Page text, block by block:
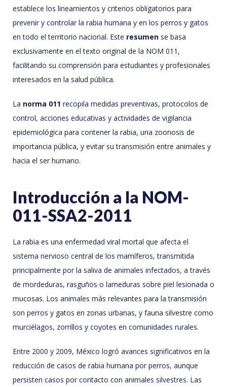
establece los lineamientos y criterios obligatorios para
prevenir y controlar la rabia humana y en los perros y gatos
en todo el territorio nacional. Este resumen se basa
exclusivamente en el texto original de la NOM 011,
facilitando su comprensión para estudiantes y profesionales
interesados en la salud pública.
La norma 011 recopila medidas preventivas, protocolos de
control, acciones educativas y actividades de vigilancia
epidemiológica para contener la rabia, una zoonosis de
importancia pública, y evitar su transmisión entre animales y
hacia el ser humano.
Introducción a la NOM-
011-SSA2-2011
La rabia es una enfermedad viral mortal que afecta el
sistema nervioso central de los mamíferos, transmitida
principalmente por la saliva de animales infectados, a través
de mordeduras, rasguños o lameduras sobre piel lesionada o
mucosas. Los animales más relevantes para la transmisión
son perros y gatos en zonas urbanas, y fauna silvestre como
murciélagos, zorrillos y coyotes en comunidades rurales.
Entre 2000 y 2009, México logró avances significativos en la
reducción de casos de rabia humana por perros, aunque
persisten casos por contacto con animales silvestres. Las